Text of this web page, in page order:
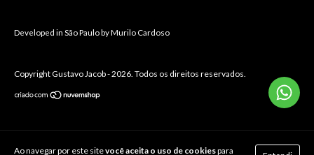
Ao navegar por este sitevocê aceita o uso de cookiespara
Developed in São Paulo byMurilo Cardoso
Copyright Gustavo Jacob - 2026. Todos os direitos reservados.